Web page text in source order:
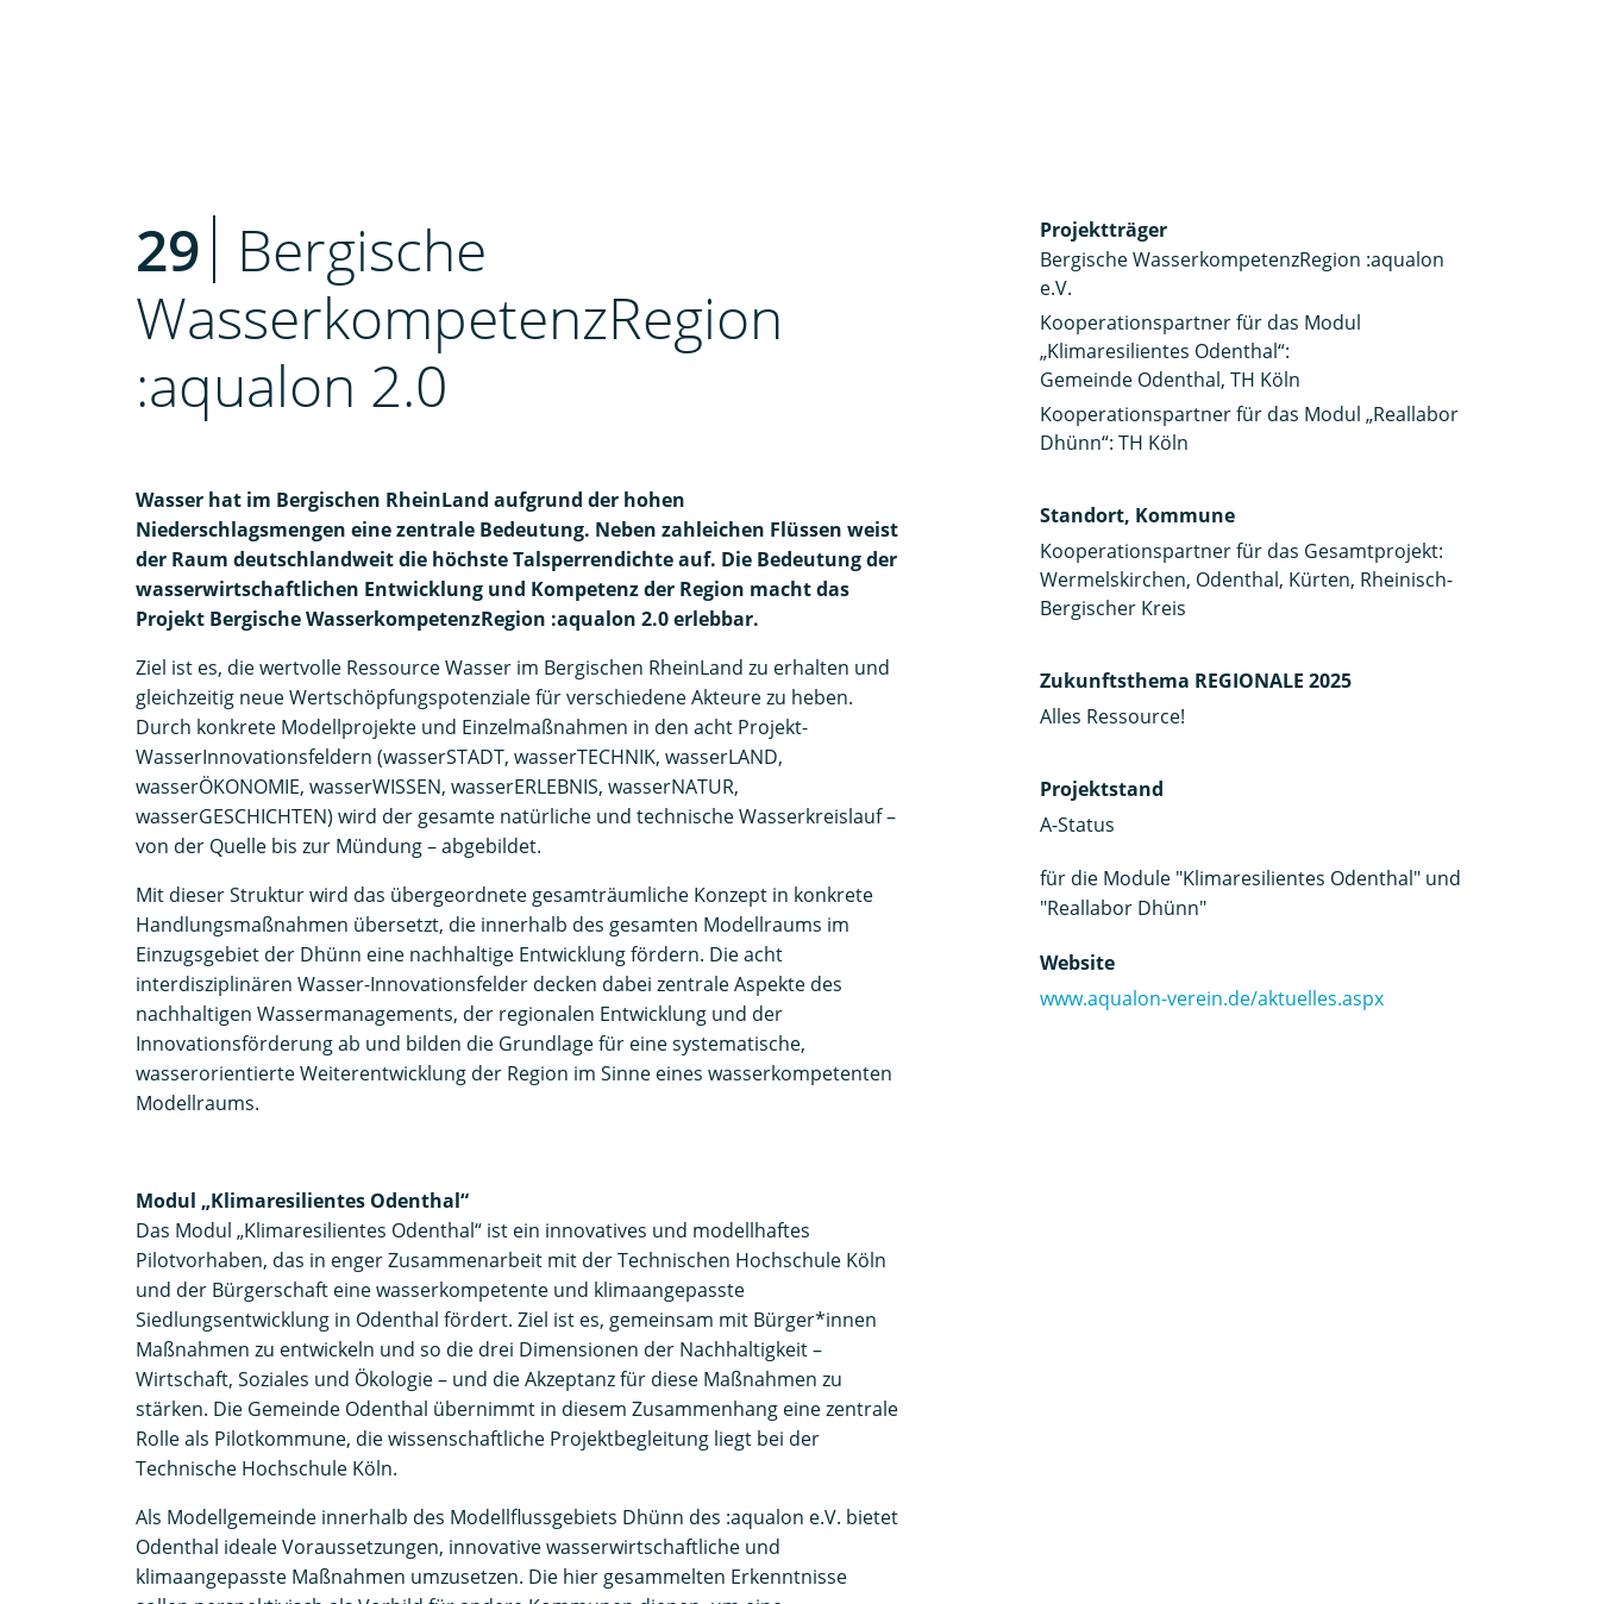
29 Bergische
WasserkompetenzRegion
:aqualon 2.0
Wasser hat im Bergischen RheinLand aufgrund der hohen
Niederschlagsmengen eine zentrale Bedeutung. Neben zahleichen Flüssen weist
der Raum deutschlandweit die höchste Talsperrendichte auf. Die Bedeutung der
wasserwirtschaftlichen Entwicklung und Kompetenz der Region macht das
Projekt Bergische WasserkompetenzRegion :aqualon 2.0 erlebbar.
Ziel ist es, die wertvolle Ressource Wasser im Bergischen RheinLand zu erhalten und
gleichzeitig neue Wertschöpfungspotenziale für verschiedene Akteure zu heben.
Durch konkrete Modellprojekte und Einzelmaßnahmen in den acht Projekt-
WasserInnovationsfeldern (wasserSTADT, wasserTECHNIK, wasserLAND,
wasserÖKONOMIE, wasserWISSEN, wasserERLEBNIS, wasserNATUR,
wasserGESCHICHTEN) wird der gesamte natürliche und technische Wasserkreislauf –
von der Quelle bis zur Mündung – abgebildet.
Mit dieser Struktur wird das übergeordnete gesamträumliche Konzept in konkrete
Handlungsmaßnahmen übersetzt, die innerhalb des gesamten Modellraums im
Einzugsgebiet der Dhünn eine nachhaltige Entwicklung fördern. Die acht
interdisziplinären Wasser-Innovationsfelder decken dabei zentrale Aspekte des
nachhaltigen Wassermanagements, der regionalen Entwicklung und der
Innovationsförderung ab und bilden die Grundlage für eine systematische,
wasserorientierte Weiterentwicklung der Region im Sinne eines wasserkompetenten
Modellraums.
Modul „Klimaresilientes Odenthal“
Das Modul „Klimaresilientes Odenthal“ ist ein innovatives und modellhaftes
Pilotvorhaben, das in enger Zusammenarbeit mit der Technischen Hochschule Köln
und der Bürgerschaft eine wasserkompetente und klimaangepasste
Siedlungsentwicklung in Odenthal fördert. Ziel ist es, gemeinsam mit Bürger*innen
Maßnahmen zu entwickeln und so die drei Dimensionen der Nachhaltigkeit –
Wirtschaft, Soziales und Ökologie – und die Akzeptanz für diese Maßnahmen zu
stärken. Die Gemeinde Odenthal übernimmt in diesem Zusammenhang eine zentrale
Rolle als Pilotkommune, die wissenschaftliche Projektbegleitung liegt bei der
Technische Hochschule Köln.
Als Modellgemeinde innerhalb des Modellflussgebiets Dhünn des :aqualon e.V. bietet
Odenthal ideale Voraussetzungen, innovative wasserwirtschaftliche und
klimaangepasste Maßnahmen umzusetzen. Die hier gesammelten Erkenntnisse
Projektträger
Bergische WasserkompetenzRegion :aqualon
e.V.
Kooperationspartner für das Modul
„Klimaresilientes Odenthal“:
Gemeinde Odenthal, TH Köln
Kooperationspartner für das Modul „Reallabor
Dhünn“: TH Köln
Standort, Kommune
Kooperationspartner für das Gesamtprojekt:
Wermelskirchen, Odenthal, Kürten, Rheinisch-
Bergischer Kreis
Zukunftsthema REGIONALE 2025
Alles Ressource!
Projektstand
A-Status
für die Module "Klimaresilientes Odenthal" und
"Reallabor Dhünn"
Website
www.aqualon-verein.de/aktuelles.aspx